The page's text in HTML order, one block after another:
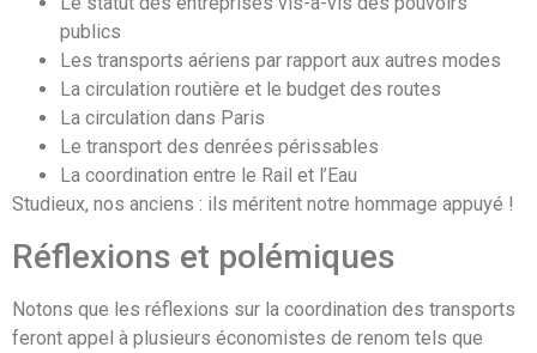
publics
Les transports aériens par rapport aux autres modes
La circulation routière et le budget des routes
La circulation dans Paris
Le transport des denrées périssables
La coordination entre le Rail et l’Eau
Studieux, nos anciens : ils méritent notre hommage appuyé !
Réflexions et polémiques
Notons que les réflexions sur la coordination des transports
feront appel à plusieurs économistes de renom tels que